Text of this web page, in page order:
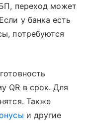
переход может
у банка есть
потребуются
QR в срок. Для
Также
и другие